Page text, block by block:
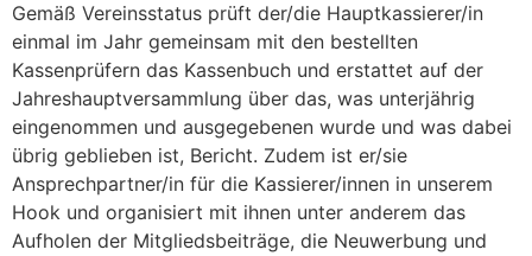
Gemäß Vereinsstatus prüft der/die Hauptkassierer/in
einmal im Jahr gemeinsam mit den bestellten
Kassenprüfern das Kassenbuch und erstattet auf der
Jahreshauptversammlung über das, was unterjährig
eingenommen und ausgegebenen wurde und was dabei
übrig geblieben ist, Bericht. Zudem ist er/sie
Ansprechpartner/in für die Kassierer/innen in unserem
Hook und organisiert mit ihnen unter anderem das
Aufholen der Mitgliedsbeiträge, die Neuwerbung und